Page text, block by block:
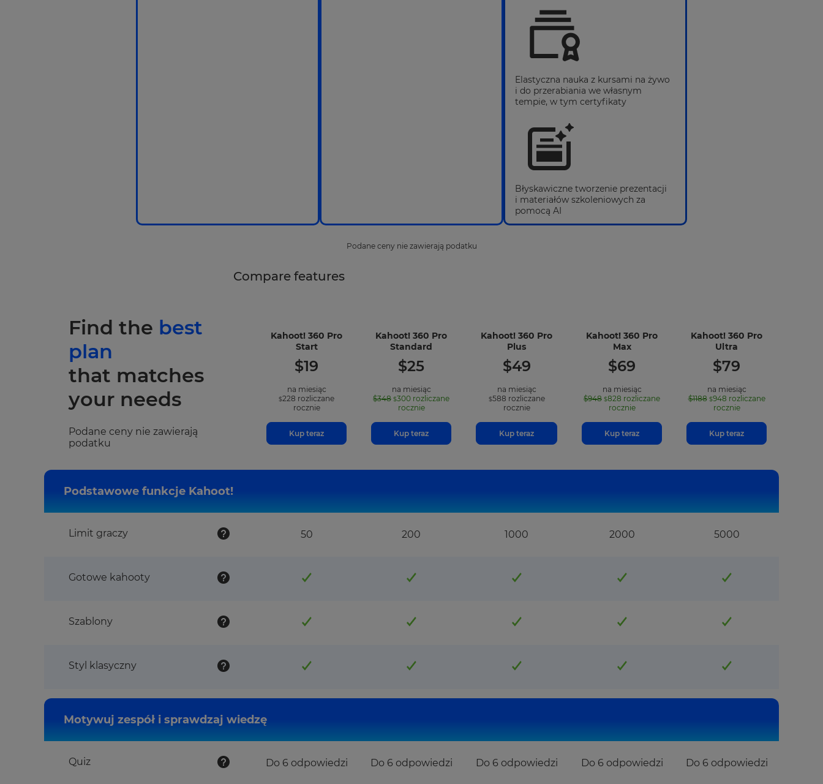
Elastyczna nauka z kursami na żywo
i do przerabiania we własnym
tempie, w tym certyfikaty
Błyskawiczne tworzenie prezentacji
i materiałów szkoleniowych za
pomocą AI
Podane ceny nie zawierają podatku
Compare features
Find the best
plan
that matches
your needs
Podane ceny nie zawierają
podatku
Kahoot! 360 Pro
Start-
features
$19
na miesiąc
$228 rozliczane
rocznie
Kup teraz
Kahoot! 360 Pro
Standard
$25
na miesiąc
$348 $300 rozliczane
rocznie
Kup teraz
Kahoot! 360 Pro
Plus-
features
$49
na miesiąc
$588 rozliczane
rocznie
Kup teraz
Kahoot! 360 Pro
Max-
features
$69
na miesiąc
$948 $828 rozliczane
rocznie
Kup teraz
Kahoot! 360 Pro
Ultra
features
$79
na miesiąc
$1188 $948 rozliczane
rocznie
Kup teraz
Podstawowe funkcje Kahoot!
Limit graczy 50 200 1000 2000 5000
Gotowe kahooty
Szablony
Styl klasyczny
Motywuj zespół i sprawdzaj wiedzę
Quiz Do 6 odpowiedzi Do 6 odpowiedzi Do 6 odpowiedzi Do 6 odpowiedzi Do 6 odpowiedzi